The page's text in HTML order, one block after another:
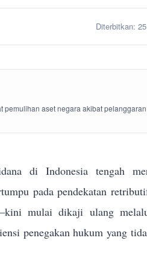
Diterbitkan:
pemulihan aset negara akibat pelanggaran
di Indonesia tengah
pada pendekatan
mulai dikaji ulang
penegakan hukum yang